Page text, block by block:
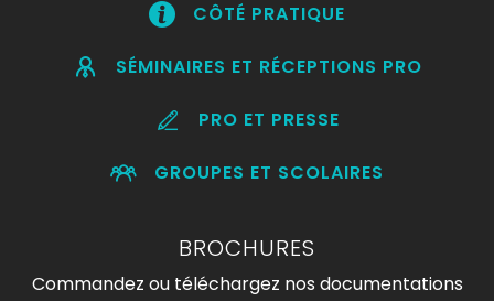
CÔTÉ PRATIQUE
SÉMINAIRES ET RÉCEPTIONS PRO
PRO ET PRESSE
GROUPES ET SCOLAIRES
BROCHURES
Commandez ou téléchargez nos documentations